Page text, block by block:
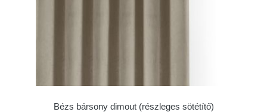
Bézs bársony dimout (részleges sötétítő)